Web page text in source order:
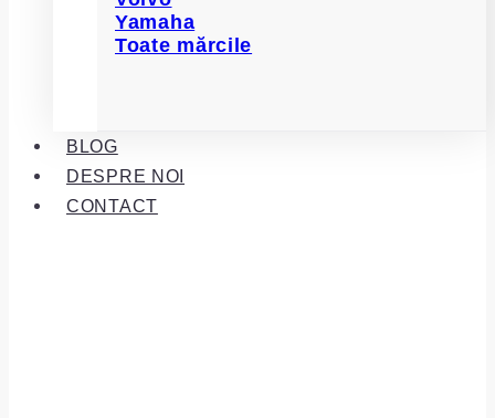
Yamaha
Toate mărcile
BLOG
DESPRE NOI
CONTACT